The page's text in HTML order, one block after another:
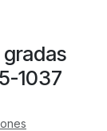
gradas
1037